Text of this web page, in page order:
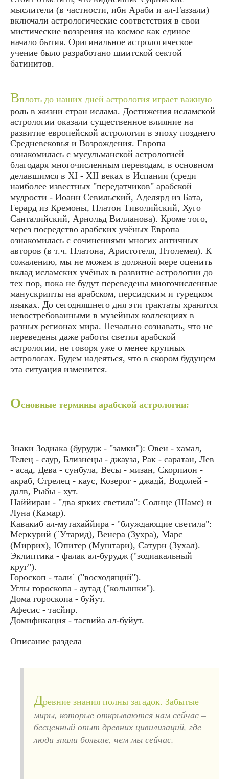
мыслители (в частности, ибн Араби и ал-Газзали)
включали астрологические соответствия в свои
мистические воззрения на космос как единое
начало бытия. Оригинальное астрологическое
учение было разработано шиитской сектой
батинитов.
Вплоть до наших дней астрология играет важную
роль в жизни стран ислама. Достижения исламской
астрологии оказали существенное влияние на
развитие европейской астрологии в эпоху позднего
Средневековья и Возрождения. Европа
ознакомилась с мусульманской астрологией
благодаря многочисленным переводам, в основном
делавшимся в XI - XII веках в Испании (среди
наиболее известных "передатчиков" арабской
мудрости - Иоанн Севильский, Аделярд из Бата,
Герард из Кремоны, Платон Тиволийский, Хуго
Санталийский, Арнольд Вилланова). Кроме того,
через посредство арабских учёных Европа
ознакомилась с сочинениями многих античных
авторов (в т.ч. Платона, Аристотеля, Птолемея). К
сожалению, мы не можем в должной мере оценить
вклад исламских учёных в развитие астрологии до
тех пор, пока не будут переведены многочисленные
манускрипты на арабском, персидским и турецком
языках. До сегодняшнего дня эти трактаты хранятся
невостребованными в музейных коллекциях в
разных регионах мира. Печально сознавать, что не
переведены даже работы светил арабской
астрологии, не говоря уже о менее крупных
астрологах. Будем надеяться, что в скором будущем
эта ситуация изменится.
Основные термины арабской астрологии:
Знаки Зодиака (бурудж - "замки"): Овен - хамал,
Телец - саур, Близнецы - джауза, Рак - саратан, Лев
- асад, Дева - сунбула, Весы - мизан, Скорпион -
акраб, Стрелец - каус, Козерог - джадй, Водолей -
далв, Рыбы - хут.
Наййиран - "два ярких светила": Солнце (Шамс) и
Луна (Камар).
Кавакиб ал-мутахаййира - "блуждающие светила":
Меркурий (`Утарид), Венера (Зухра), Марс
(Миррих), Юпитер (Муштари), Сатурн (Зухал).
Эклиптика - фалак ал-бурудж ("зодиакальный
круг").
Гороскоп - тали` ("восходящий").
Углы гороскопа - аутад ("колышки").
Дома гороскопа - буйут.
Афесис - тасйир.
Домификация - тасвийа ал-буйут.
Описание раздела
Древние знания полны загадок. Забытые
миры, которые открываются нам сейчас –
бесценный опыт древних цивилизаций, где
люди знали больше, чем мы сейчас.